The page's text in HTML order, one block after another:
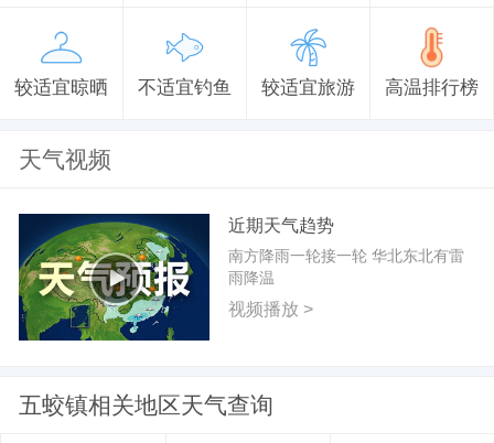
较适宜晾晒 不适宜钓鱼 较适宜旅游 高温排行榜
天气视频
近期天气趋势
南方降雨一轮接一轮 华北东北有雷
雨降温
视频播放 >
五蛟镇相关地区天气查询